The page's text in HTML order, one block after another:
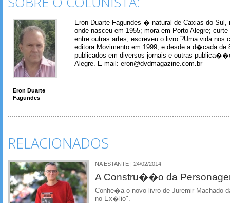
Eron Duarte
Fagundes
Eron Duarte Fagundes � natural de Caxias do Sul,
onde nasceu em 1955; mora em Porto Alegre;
entre outras artes; escreveu o livro ?Uma vida nos
editora Movimento em 1999, e desde a d�cada de
publicados em diversos jornais e outras
Alegre. E-mail: eron@dvdmagazine.com.br
RELACIONADOS
NA ESTANTE | 24/02/2014
A Constru��o da
Conhe�a o novo livro de Juremir Machado
no Ex�lio".